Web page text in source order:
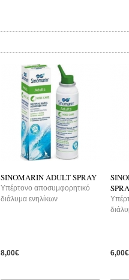
SINOMARIN ADULT SPRAY
Υπέρτονο αποσυμφορητικό
διάλυμα ενηλίκων
8,00€ 6,00€